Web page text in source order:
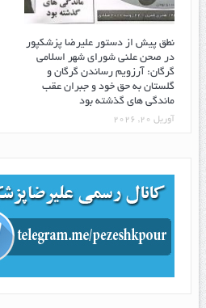
نطق پیش از دستور علیرضا پزشکپور
در صحن علنی شورای شهر اسلامی
گرگان: آرزویم رساندن گرگان و
گلستان به حق خود و جبران عقب
ماندگی های گذشته بود
آوریل 20, 2026